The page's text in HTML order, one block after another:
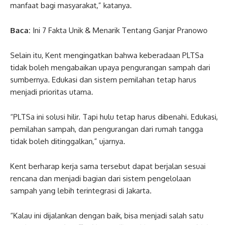
manfaat bagi masyarakat,” katanya.
Baca: Ini 7 Fakta Unik & Menarik Tentang Ganjar Pranowo
Selain itu, Kent mengingatkan bahwa keberadaan PLTSa
tidak boleh mengabaikan upaya pengurangan sampah dari
sumbernya. Edukasi dan sistem pemilahan tetap harus
menjadi prioritas utama.
“PLTSa ini solusi hilir. Tapi hulu tetap harus dibenahi. Edukasi,
pemilahan sampah, dan pengurangan dari rumah tangga
tidak boleh ditinggalkan,” ujarnya.
Kent berharap kerja sama tersebut dapat berjalan sesuai
rencana dan menjadi bagian dari sistem pengelolaan
sampah yang lebih terintegrasi di Jakarta.
“Kalau ini dijalankan dengan baik, bisa menjadi salah satu